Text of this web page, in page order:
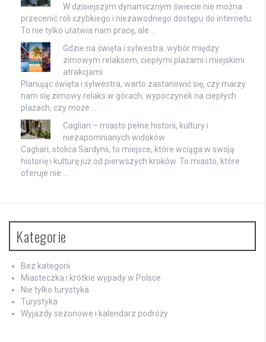
W dzisiejszym dynamicznym świecie nie można
przecenić roli szybkiego i niezawodnego dostępu do internetu.
To nie tylko ułatwia nam pracę, ale …
Gdzie na święta i sylwestra: wybór między
zimowym relaksem, ciepłymi plażami i miejskimi
atrakcjami
Planując święta i sylwestra, warto zastanowić się, czy marzy
nam się zimowy relaks w górach, wypoczynek na ciepłych
plażach, czy może …
Cagliari – miasto pełne historii, kultury i
niezapomnianych widoków
Cagliari, stolica Sardynii, to miejsce, które wciąga w swoją
historię i kulturę już od pierwszych kroków. To miasto, które
oferuje nie …
Kategorie
Bez kategorii
Miasteczka i krótkie wypady w Polsce
Nie tylko turystyka
Turystyka
Wyjazdy sezonowe i kalendarz podróży